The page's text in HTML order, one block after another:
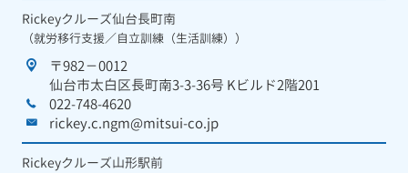
Rickeyクルーズ仙台長町南
（就労移行支援／自立訓練（生活訓練））
〒982－0012
仙台市太白区長町南3-3-36号 Kビルド2階201
022-748-4620
rickey.c.ngm@mitsui-co.jp
Rickeyクルーズ山形駅前